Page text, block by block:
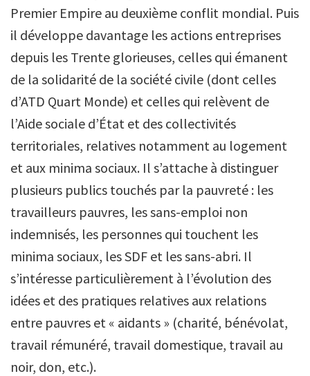
Premier Empire au deuxième conflit mondial. Puis
il développe davantage les actions entreprises
depuis les Trente glorieuses, celles qui émanent
de la solidarité de la société civile (dont celles
d’ATD Quart Monde) et celles qui relèvent de
l’Aide sociale d’État et des collectivités
territoriales, relatives notamment au logement
et aux minima sociaux. Il s’attache à distinguer
plusieurs publics touchés par la pauvreté : les
travailleurs pauvres, les sans-emploi non
indemnisés, les personnes qui touchent les
minima sociaux, les SDF et les sans-abri. Il
s’intéresse particulièrement à l’évolution des
idées et des pratiques relatives aux relations
entre pauvres et « aidants » (charité, bénévolat,
travail rémunéré, travail domestique, travail au
noir, don, etc.).